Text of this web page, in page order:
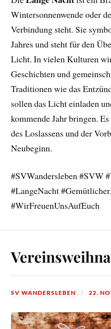
Wintersonnenwende oder
Verbindung steht. Sie
Jahres und steht für den
Licht. In vielen Kulturen
Geschichten und
Traditionen wie das
sollen das Licht einladen
kommende Jahr bringen.
des Loslassens und der
Neubeginn.
#SVWandersleben #SVW
#LangeNacht
#WirFreuenUnsAufEuch
SV WANDERSLEBEN 22.